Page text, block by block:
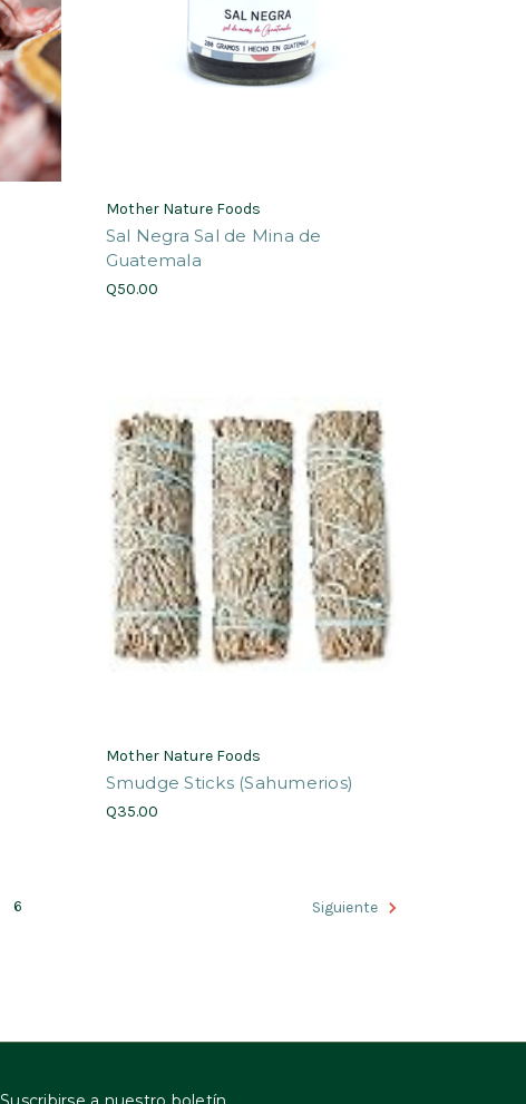
Mother Nature Foods
Sal Negra Sal de Mina de
Guatemala
Q50.00
Mother Nature Foods
Smudge Sticks (Sahumerios)
Q35.00
6 Siguiente